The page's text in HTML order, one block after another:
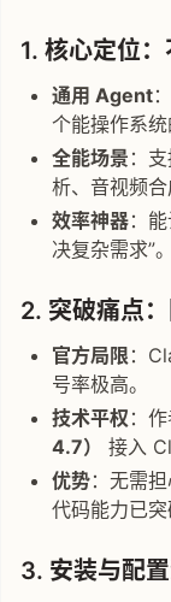
1. 核心定位
通用 Agent
个能操作系统
全能场景 ：
析、音视频合
效率神器：
决复杂需求”。
2. 突破痛点
官方局限 ：
号率极高。
技术平权 ：
4.7）
接入
优势：无需
代码能力已突
3. 安装与配